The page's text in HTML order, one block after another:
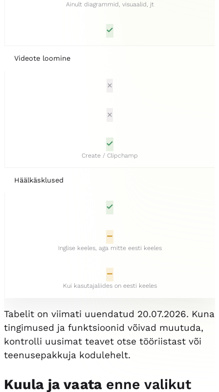
Ainult diagrammid, visuaalid, jt
Videote loomine
Create / Clipchamp
Häälkäsklused
Inglise keeles, aga mitte eesti keeles
Kui kasutajaliides on eesti keeles
Tabelit on viimati uuendatud 20.07.2026. Kuna
tingimused ja funktsioonid võivad muutuda,
kontrolli uusimat teavet otse tööriistast või
teenusepakkuja kodulehelt.
Kuula ja vaata enne valikut